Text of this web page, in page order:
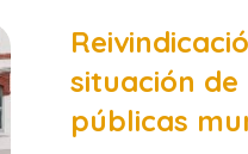
situación
públicas